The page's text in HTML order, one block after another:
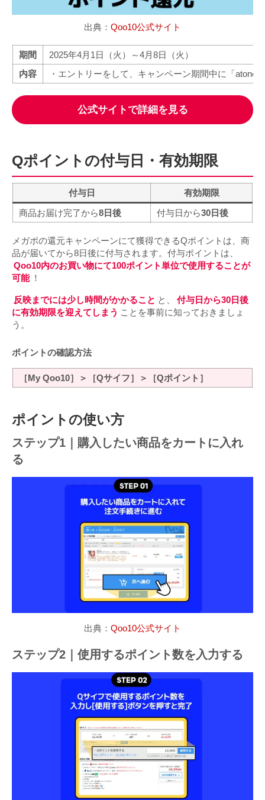
出典： Qoo10公式サイト
期間
2025年4月1日（火）～4月8日（火）
内容
・エントリーをして、キャンペーン期間中に「
公式サイトで詳細を見る
Qポイントの付与日・有効期限
付与日
有効期限
商品お届け完了から8日後 付与日から30日後
メガポの還元キャンペーンにて獲得できるQポイントは、商
品が届いてから8日後に付与されます。付与ポイントは、
Qoo10内のお買い物にて100ポイント単位で使用することが
可能 ！
反映までには少し時間がかかること と、
付与日から30日後
に有効期限を迎えてしまう ことを事前に知っておきましょ
う。
ポイントの確認方法
［My Qoo10］＞［Qサイフ］＞［Qポイント］
ポイントの使い方
ステップ1｜購入したい商品をカートに入れ
る
出典： Qoo10公式サイト
ステップ2｜使用するポイント数を入力する